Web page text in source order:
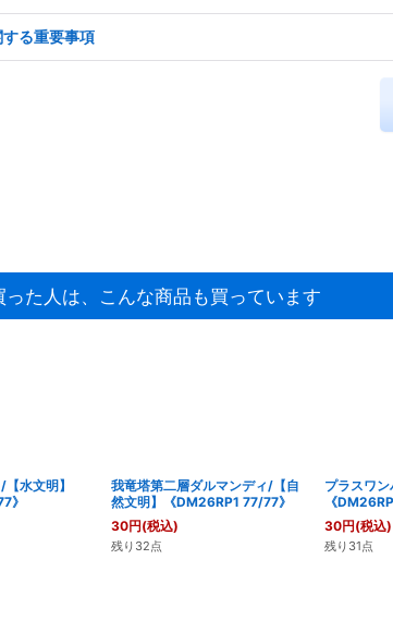
る重要事項
った人は、こんな商品も買っています
水文明】
》
我竜塔第二層ダルマンディ/【自
然文明】《DM26RP1 77/77》
30円(税込)
残り32点
プラスワン
《
30円(税込)
残り31点